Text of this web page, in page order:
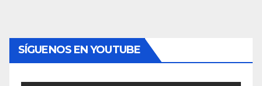
SÍGUENOS EN YOUTUBE